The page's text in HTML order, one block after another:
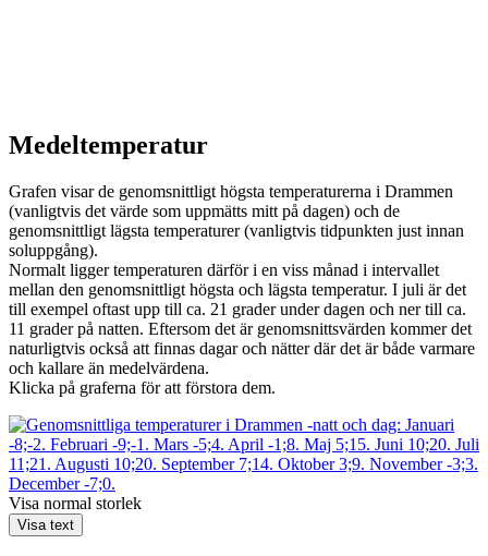
Medeltemperatur
Grafen visar de genomsnittligt högsta temperaturerna i Drammen
(vanligtvis det värde som uppmätts mitt på dagen) och de
genomsnittligt lägsta temperaturer (vanligtvis tidpunkten just innan
soluppgång).
Normalt ligger temperaturen därför i en viss månad i intervallet
mellan den genomsnittligt högsta och lägsta temperatur. I juli är det
till exempel oftast upp till ca. 21 grader under dagen och ner till ca.
11 grader på natten. Eftersom det är genomsnittsvärden kommer det
naturligtvis också att finnas dagar och nätter där det är både varmare
och kallare än medelvärdena.
Klicka på graferna för att förstora dem.
Visa normal storlek
Visa text